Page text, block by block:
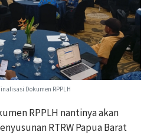
Dokumen RPPLH
RPPLH nantinya akan
RTRW Papua Barat